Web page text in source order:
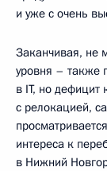
и уже с очень
Заканчивая, не
уровня – также
в IT, но дефицит
с релокацией,
интереса к
в Нижний